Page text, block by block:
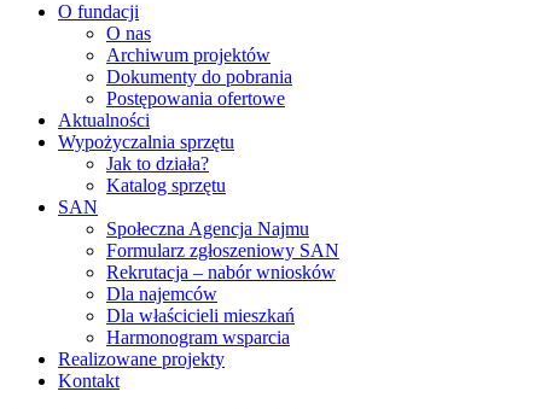
O fundacji
O nas
Archiwum projektów
Dokumenty do pobrania
Postępowania ofertowe
Aktualności
Wypożyczalnia sprzętu
Jak to działa?
Katalog sprzętu
SAN
Społeczna Agencja Najmu
Formularz zgłoszeniowy SAN
Rekrutacja – nabór wniosków
Dla najemców
Dla właścicieli mieszkań
Harmonogram wsparcia
Realizowane projekty
Kontakt